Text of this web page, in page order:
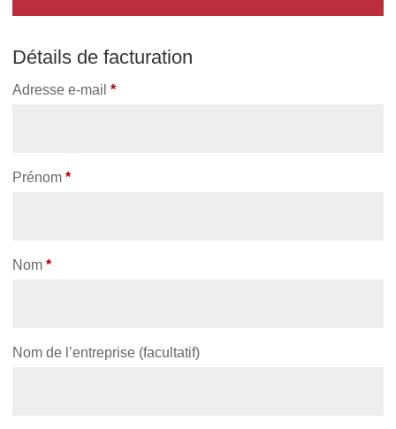
Détails de facturation
Adresse e-mail*
Prénom*
Nom*
Nom de l’entreprise (facultatif)